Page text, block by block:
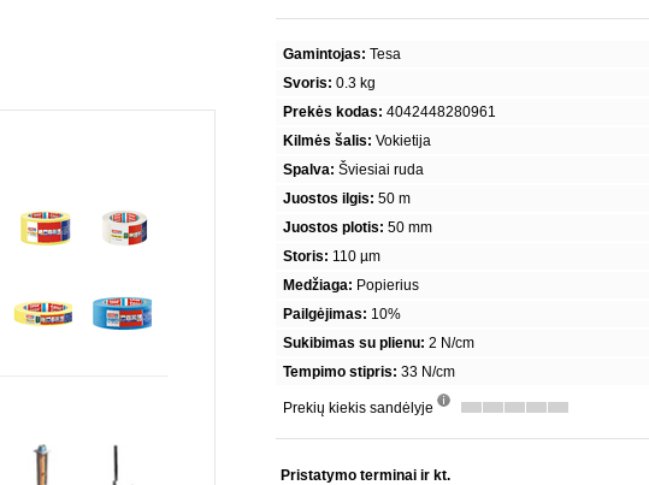
Gamintojas: Tesa
Svoris: 0.3 kg
Prekės kodas: 4042448280961
Kilmės šalis: Vokietija
Spalva: Šviesiai ruda
Juostos ilgis: 50 m
Juostos plotis: 50 mm
Storis: 110 µm
Medžiaga: Popierius
Pailgėjimas: 10%
Sukibimas su plienu: 2 N/cm
Tempimo stipris: 33 N/cm
Prekių kiekis sandėlyje
Pristatymo terminai ir kt.